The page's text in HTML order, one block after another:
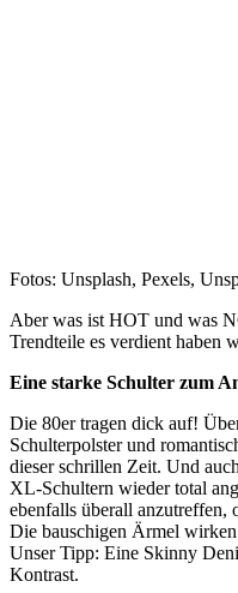
Fotos: Unsplash, Pexels,
Aber was ist HOT und was
Trendteile es verdient haben
Eine starke Schulter zum
Die 80er tragen dick auf!
Schulterpolster und
dieser schrillen Zeit. Und
XL-Schultern wieder total
ebenfalls überall anzutreffen,
Die bauschigen Ärmel
Unser Tipp: Eine Skinny
Kontrast.